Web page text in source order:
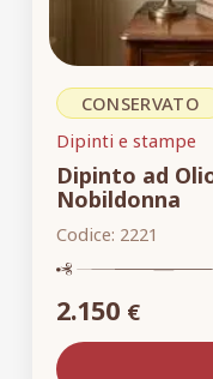
CONSERVATO
Dipinti e stampe
Dipinto ad
Nobildonna
Codice: 2221
2.150 €